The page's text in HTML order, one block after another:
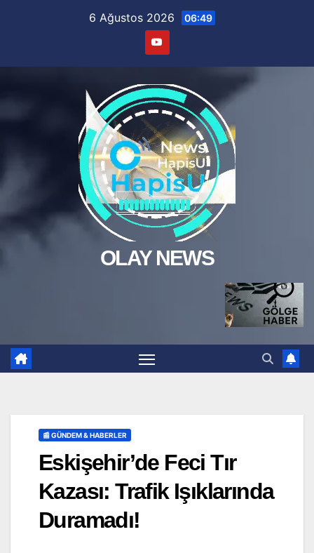
6 Ağustos 2026 06:49
OLAY NEWS
📰 GÜNDEM & HABERLER
Eskişehir’de Feci Tır
Kazası: Trafik Işıklarında
Duramadı!